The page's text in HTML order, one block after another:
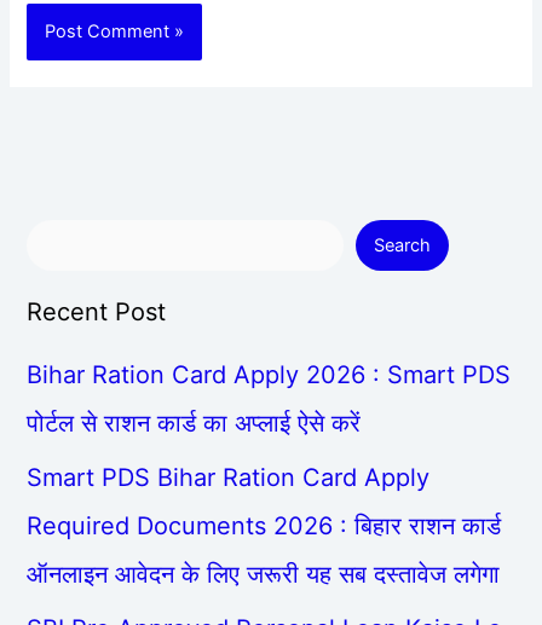
Search
Recent Post
Bihar Ration Card Apply 2026 : Smart PDS
पोर्टल से राशन कार्ड का अप्लाई ऐसे करें
Smart PDS Bihar Ration Card Apply
Required Documents 2026 : बिहार राशन कार्ड
ऑनलाइन आवेदन के लिए जरूरी यह सब दस्तावेज लगेगा